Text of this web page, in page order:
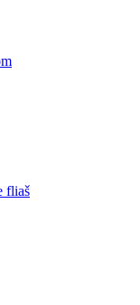
fliaš